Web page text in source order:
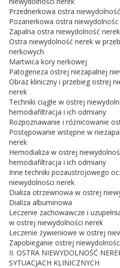
Przednerkowa ostra
Pozanerkowa ostra
Zapalna ostra niewydolność nerek
Ostra niewydolność nerek w
nerkowych
Martwica kory nerkowej
Patogeneza ostrej niezapalnej
Obraz kliniczny i przebieg ostrej
nerek
Techniki ciągłe w ostrej
hemodiafiltracja i ich odmiany
Rozpoznawanie i różnicowanie
Postępowanie wstępne w
nerek
Hemodializa w ostrej
hemodiafiltracja i ich odmiany
Inne techniki pozaustrojowego
niewydolności nerek
Dializa otrzewnowa w ostrej
Dializa albuminowa
Leczenie zachowawcze i
w ostrej niewydolności nerek
Leczenie żywieniowe w ostrej
Zapobieganie ostrej
II. OSTRA NIEWYDOLNOŚĆ
SYTUACJACH KLINICZNYCH